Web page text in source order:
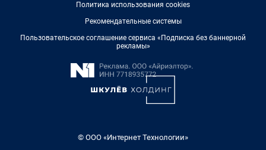
Политика использования cookies
Рекомендательные системы
Пользовательское соглашение сервиса «Подписка без баннерной
рекламы»
© ООО «Интернет Технологии»